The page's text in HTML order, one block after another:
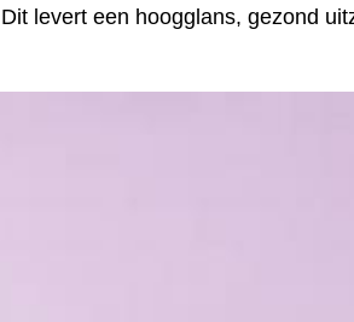
levert een hoogglans, gezond